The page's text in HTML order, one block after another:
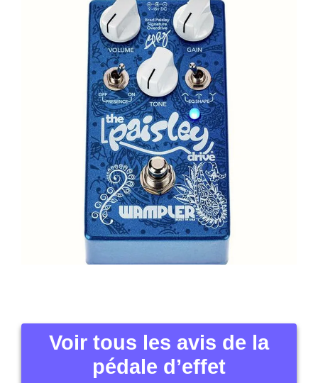
Voir tous les avis de la
pédale d’effet